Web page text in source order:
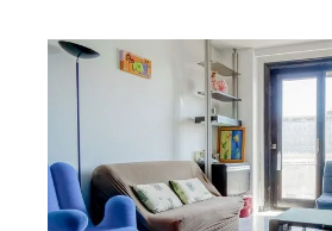
LYON 69003
36 m
, 1 pièce
Ref : 134450
Appartement F1 à vendre
190 000 €